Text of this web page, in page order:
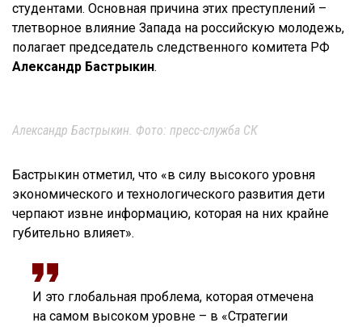
студентами. Основная причина этих преступлений –
тлетворное влияние Запада на российскую молодежь,
полагает председатель следственного комитета РФ
Александр Бастрыкин.
Александр Бастрыкин. Фото: пресс-служба СК
Бастрыкин отметил, что «в силу высокого уровня
экономического и технологического развития дети
черпают извне информацию, которая на них крайне
губительно влияет».
И это глобальная проблема, которая отмечена
на самом высоком уровне – в «Стратегии